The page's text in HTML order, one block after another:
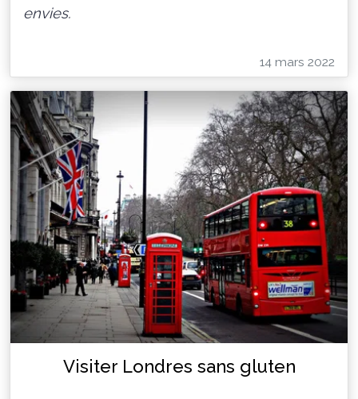
envies.
14 mars 2022
Visiter Londres sans gluten